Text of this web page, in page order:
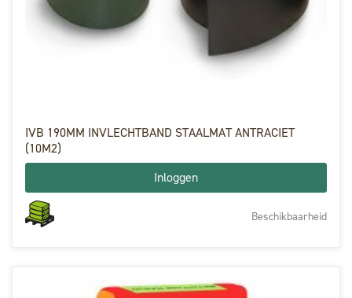
IVB 190MM INVLECHTBAND STAALMAT ANTRACIET
(10M2)
Inloggen
Beschikbaarheid